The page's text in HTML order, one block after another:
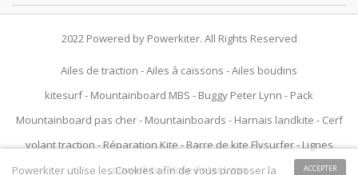
2022 Powered by Powerkiter. All Rights Reserved
Ailes de traction -Ailes à caissons -Ailes boudins
kitesurf- Mountainboard MBS - Buggy Peter Lynn - Pack
Mountainboard pas cher- Mountainboards - Harnais landkite - Cerf
volant traction-Réparation Kite-Barre de kite Flysurfer-Lignes
powerkite-Voile Peter Lynn ACCEPTER
Powerkiter utilise les Cookies afin de vous proposer la